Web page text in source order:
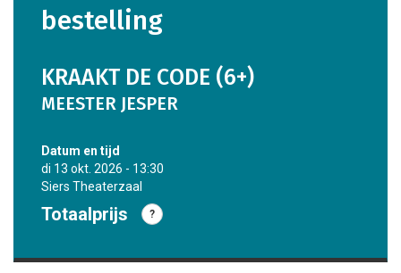
bestelling
KRAAKT DE CODE (6+)
MEESTER JESPER
datum en tijd
di 13 okt. 2026 - 13:30
Siers Theaterzaal
Totaalprijs ?